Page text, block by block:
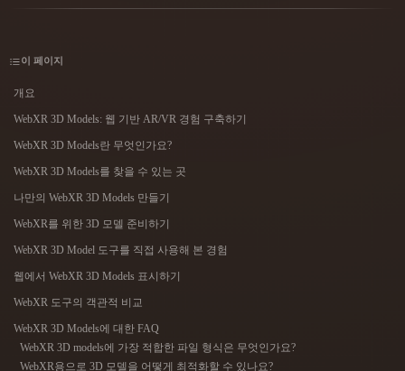
AI 이미지 리믹스
AI 텍스처 생성기
AI HDRI 생성기 3D 메시 편집기
Game
VR/AR
Metaverse
Mechanical
Engineering
Blender
Godot Maya
이 페이지
개요
WebXR 3D Models: 웹 기반 AR/VR 경험 구축하기
WebXR 3D Models란 무엇인가요?
WebXR 3D Models를 찾을 수 있는 곳
나만의 WebXR 3D Models 만들기
WebXR를 위한 3D 모델 준비하기
WebXR 3D Model 도구를 직접 사용해 본 경험
웹에서 WebXR 3D Models 표시하기
WebXR 도구의 객관적 비교
WebXR 3D Models에 대한 FAQ
WebXR 3D models에 가장 적합한 파일 형식은 무엇인가요?
WebXR용으로 3D 모델을 어떻게 최적화할 수 있나요?